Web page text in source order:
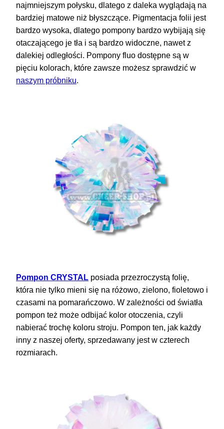
najmniejszym połysku, dlatego z daleka wyglądają na
bardziej matowe niż błyszczące. Pigmentacja folii jest
bardzo wysoka, dlatego pompony bardzo wybijają się
otaczającego je tła i są bardzo widoczne, nawet z
dalekiej odległości. Pompony fluo dostępne są w
pięciu kolorach, które zawsze możesz sprawdzić w
naszym próbniku.
Pompon CRYSTAL posiada przezroczystą folię,
która nie tylko mieni się na różowo, zielono, fioletowo i
czasami na pomarańczowo. W zależności od światła
pompon też może odbijać kolor otoczenia, czyli
nabierać trochę koloru stroju. Pompon ten, jak każdy
inny z naszej oferty, sprzedawany jest w czterech
rozmiarach.